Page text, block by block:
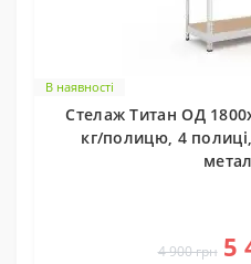
В наявності
Стелаж Титан ОД
кг/полицю, 4
4 900 грн 5